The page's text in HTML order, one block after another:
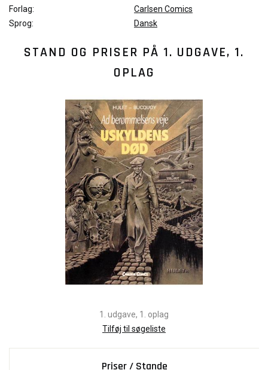
Forlag:
Carlsen Comics
Sprog:
Dansk
STAND OG PRISER PÅ 1. UDGAVE, 1.
OPLAG
1. udgave, 1. oplag
Tilføj til søgeliste
Priser / Stande